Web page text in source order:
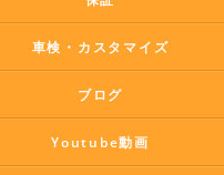
車検・カスタマイズ
ブログ
Youtube動画